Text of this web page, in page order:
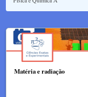
Matéria e radiação